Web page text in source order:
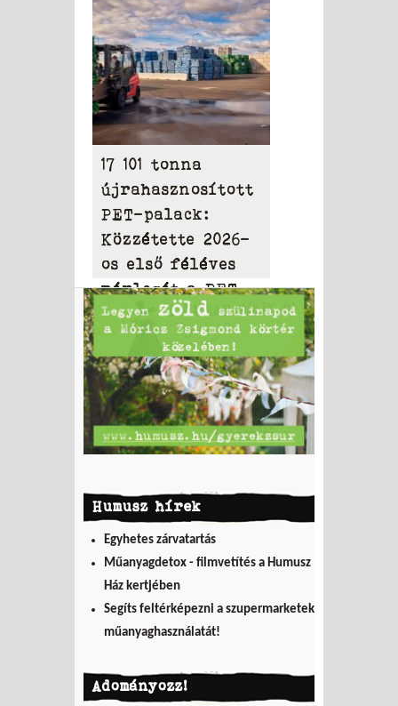
milliárd dollárt
17 101 tonna
újrahasznosított
PET-palack:
Közzétette 2026-
os első féléves
mérlegét a PET
to PET
Humusz hírek
Egyhetes zárvatartás
Műanyagdetox - filmvetítés a Humusz
Ház kertjében
Segíts feltérképezni a szupermarketek
műanyaghasználatát!
Adományozz!